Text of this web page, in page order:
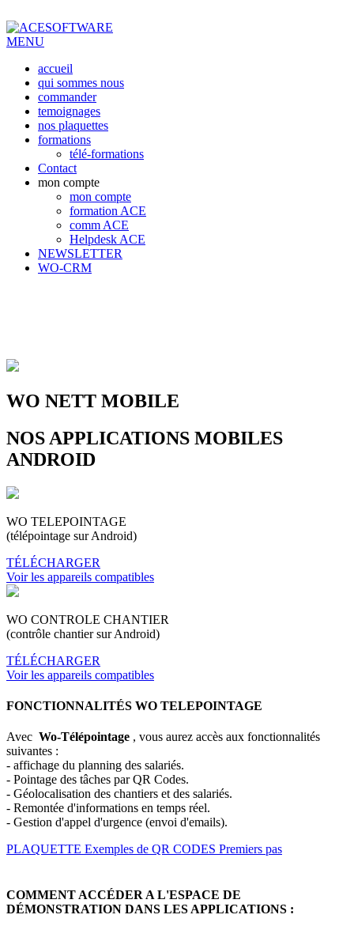
MENU
accueil
qui sommes nous
commander
temoignages
nos plaquettes
formations
télé-formations
Contact
mon compte
mon compte
formation ACE
comm ACE
Helpdesk ACE
NEWSLETTER
WO-CRM
WO NETT MOBILE
NOS APPLICATIONS MOBILES
ANDROID
WO TELEPOINTAGE
(télépointage sur Android)
TÉLÉCHARGER
Voir les appareils compatibles
WO CONTROLE CHANTIER
(contrôle chantier sur Android)
TÉLÉCHARGER
Voir les appareils compatibles
FONCTIONNALITÉS WO TELEPOINTAGE
Avec Wo-Télépointage , vous aurez accès aux fonctionnalités
suivantes :
- affichage du planning des salariés.
- Pointage des tâches par QR Codes.
- Géolocalisation des chantiers et des salariés.
- Remontée d'informations en temps réel.
- Gestion d'appel d'urgence (envoi d'emails).
PLAQUETTE Exemples de QR CODES Premiers pas
COMMENT ACCÉDER A L'ESPACE DE
DÉMONSTRATION DANS LES APPLICATIONS :